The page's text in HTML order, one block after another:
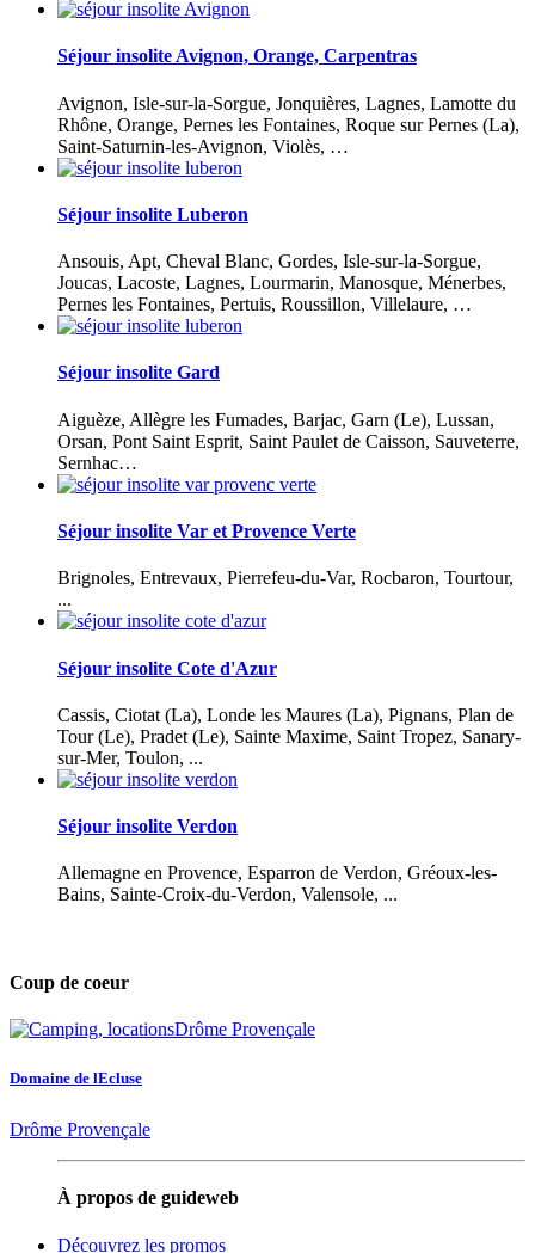
Séjour insolite Avignon, Orange, Carpentras
Avignon, Isle-sur-la-Sorgue, Jonquières, Lagnes, Lamotte du
Rhône, Orange, Pernes les Fontaines, Roque sur Pernes (La),
Saint-Saturnin-les-Avignon, Violès, …
Séjour insolite Luberon
Ansouis, Apt, Cheval Blanc, Gordes, Isle-sur-la-Sorgue,
Joucas, Lacoste, Lagnes, Lourmarin, Manosque, Ménerbes,
Pernes les Fontaines, Pertuis, Roussillon, Villelaure, …
Séjour insolite Gard
Aiguèze, Allègre les Fumades, Barjac, Garn (Le), Lussan,
Orsan, Pont Saint Esprit, Saint Paulet de Caisson, Sauveterre,
Sernhac…
Séjour insolite Var et Provence Verte
Brignoles, Entrevaux, Pierrefeu-du-Var, Rocbaron, Tourtour,
...
Séjour insolite Cote d'Azur
Cassis, Ciotat (La), Londe les Maures (La), Pignans, Plan de
Tour (Le), Pradet (Le), Sainte Maxime, Saint Tropez, Sanary-
sur-Mer, Toulon, ...
Séjour insolite Verdon
Allemagne en Provence, Esparron de Verdon, Gréoux-les-
Bains, Sainte-Croix-du-Verdon, Valensole, ...
Coup de coeur
Domaine de lEcluse
Drôme Provençale
À propos de guideweb
Découvrez les promos